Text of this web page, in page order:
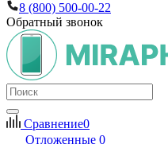
8 (800) 500-00-22
Обратный звонок
Сравнение0
Отложенные 0